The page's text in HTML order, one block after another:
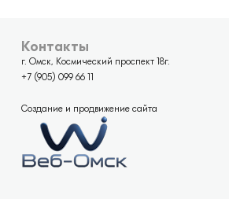
Контакты
г. Омск, Космический проспект 18г.
+7 (905) 099 66 11
Создание и продвижение сайта